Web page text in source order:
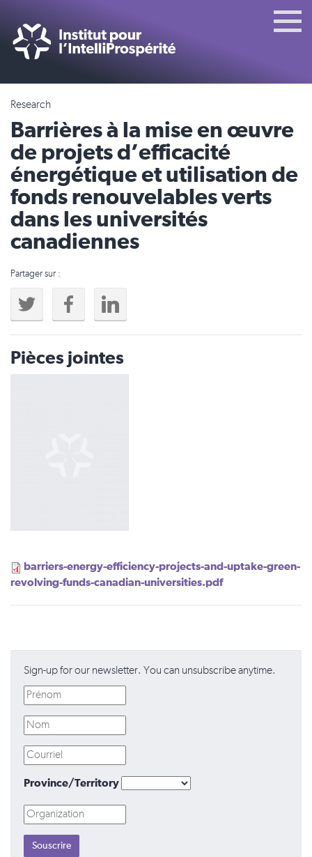
Research
Barrières à la mise en œuvre
de projets d’efficacité
énergétique et utilisation de
fonds renouvelables verts
dans les universités
canadiennes
Partager sur :
Pièces jointes
barriers-energy-efficiency-projects-and-uptake-green-
revolving-funds-canadian-universities.pdf
Sign-up for our newsletter. You can unsubscribe anytime.
Province/Territory